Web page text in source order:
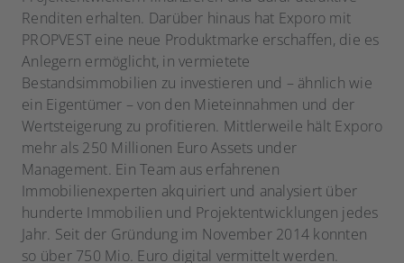
Renditen erhalten. Darüber hinaus hat Exporo mit
PROPVEST eine neue Produktmarke erschaffen, die es
Anlegern ermöglicht, in vermietete
Bestandsimmobilien zu investieren und – ähnlich wie
ein Eigentümer – von den Mieteinnahmen und der
Wertsteigerung zu profitieren. Mittlerweile hält Exporo
mehr als 250 Millionen Euro Assets under
Management. Ein Team aus erfahrenen
Immobilienexperten akquiriert und analysiert über
hunderte Immobilien und Projektentwicklungen jedes
Jahr. Seit der Gründung im November 2014 konnten
so über 750 Mio. Euro digital vermittelt werden.